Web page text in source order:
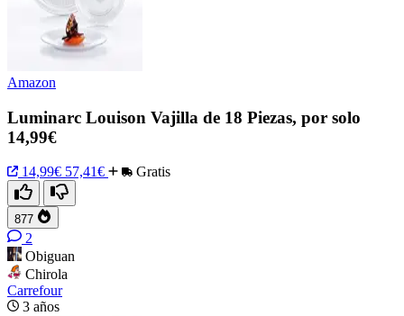
Amazon
Luminarc Louison Vajilla de 18 Piezas, por solo
14,99€
14,99€ 57,41€ Gratis
877
2
Obiguan
Chirola
Carrefour
3 años